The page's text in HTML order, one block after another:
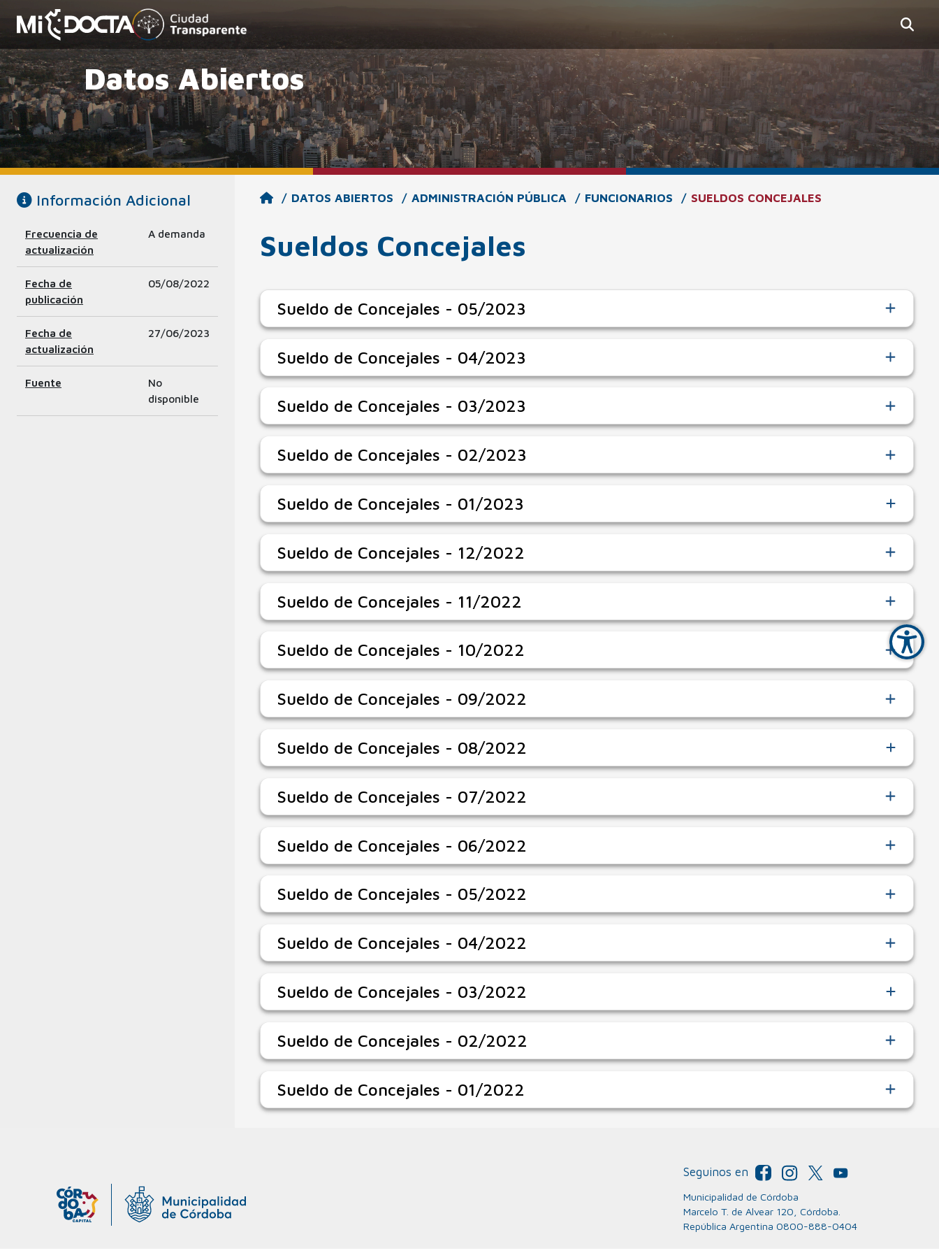
Datos Abiertos
Información Adicional
Frecuencia de
actualización
A demanda
Fecha de
publicación
05/08/2022
Fecha de
actualización
27/06/2023
Fuente
No
disponible
DATOS ABIERTOS ADMINISTRACIÓN PÚBLICA FUNCIONARIOS SUELDOS CONCEJALES
Sueldos Concejales
Sueldo de Concejales - 05/2023
Sueldo de Concejales - 04/2023
Sueldo de Concejales - 03/2023
Sueldo de Concejales - 02/2023
Sueldo de Concejales - 01/2023
Sueldo de Concejales - 12/2022
Sueldo de Concejales - 11/2022
Sueldo de Concejales - 10/2022
Sueldo de Concejales - 09/2022
Sueldo de Concejales - 08/2022
Sueldo de Concejales - 07/2022
Sueldo de Concejales - 06/2022
Sueldo de Concejales - 05/2022
Sueldo de Concejales - 04/2022
Sueldo de Concejales - 03/2022
Sueldo de Concejales - 02/2022
Sueldo de Concejales - 01/2022
Seguinos en
Municipalidad de Córdoba
Marcelo T. de Alvear 120, Córdoba.
República Argentina 0800-888-0404
Lectura de Página Comandos de Voz
Atajos de Teclado Corrección de Color